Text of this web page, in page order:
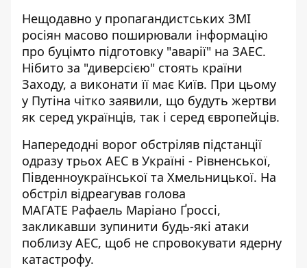
Нещодавно у пропагандистських ЗМІ
росіян масово поширювали інформацію
про буцімто підготовку "аварії" на ЗАЕС.
Нібито за "диверсією" стоять країни
Заходу, а виконати її має Київ. При цьому
у Путіна чітко заявили, що будуть жертви
як серед українців, так і серед європейців.
Напередодні ворог обстріляв підстанції
одразу трьох АЕС в Україні - Рівненської,
Південноукраїнської та Хмельницької. На
обстріл відреагував голова
МАГАТЕ Рафаель Маріано Ґроссі,
закликавши зупинити будь-які атаки
поблизу АЕС, щоб не спровокувати ядерну
катастрофу.